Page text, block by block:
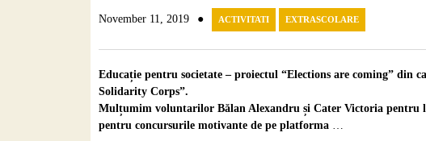
November 11, 2019 ● ACTIVITATI EXTRASCOLARE
Educație pentru societate – proiectul “Elections are coming” din
Solidarity Corps”.
Mulțumim voluntarilor Bălan Alexandru și Cater Victoria pentru
pentru concursurile motivante de pe platforma …